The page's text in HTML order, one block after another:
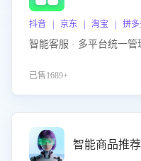
抖音 | 京东 | 淘宝 | 拼多
智能客服 · 多平台统一管
已售1689+
智能商品推